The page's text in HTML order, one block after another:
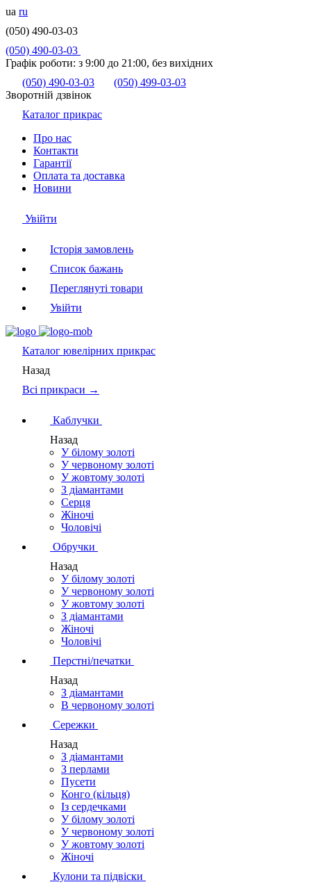
ua ru
(050) 490-03-03
(050) 490-03-03
Графік роботи: з 9:00 до 21:00, без вихідних
(050) 490-03-03
(050) 499-03-03
Зворотній дзвінок
Каталог прикрас
Про нас
Контакти
Гарантії
Оплата та доставка
Новини
Увійти
Історія замовлень
Список бажань
Переглянуті товари
Увійти
Каталог ювелірних прикрас
Назад
Всі прикраси →
Каблучки
Назад
У білому золоті
У червоному золоті
У жовтому золоті
З діамантами
Серця
Жіночі
Чоловічі
Обручки
Назад
У білому золоті
У червоному золоті
У жовтому золоті
З діамантами
Жіночі
Чоловічі
Перстні/печатки
Назад
З діамантами
В червоному золоті
Сережки
Назад
З діамантами
З перлами
Пусети
Конго (кільця)
Із сердечками
У білому золоті
У червоному золоті
У жовтому золоті
Жіночі
Кулони та підвіски